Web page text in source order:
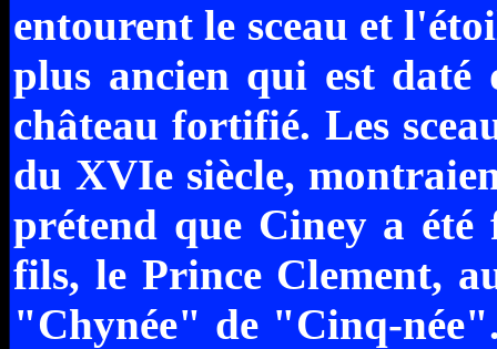
entourent le sceau et
plus ancien qui est
château fortifié. Les
du XVIe siècle,
prétend que Ciney a été
fils, le Prince Clement,
"Chynée" de "Cinq-